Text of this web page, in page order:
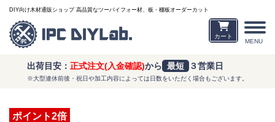
MENU
DIY向け木材通販ショップ 高品質なツーバイフォー材、板・棚板オーダーカット
カート
出荷目安： 正式注文(入金確認)から 最短 ３営業日
※大型連休前後・祝日や加工内容によっては日数をいただく場合もございます。
ポイント2倍